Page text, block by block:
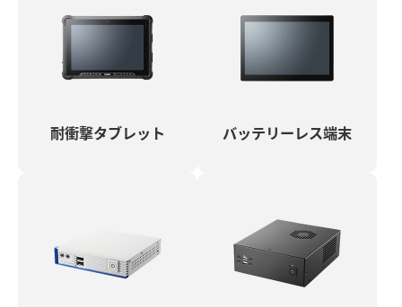
耐衝撃タブレット バッテリーレス端末